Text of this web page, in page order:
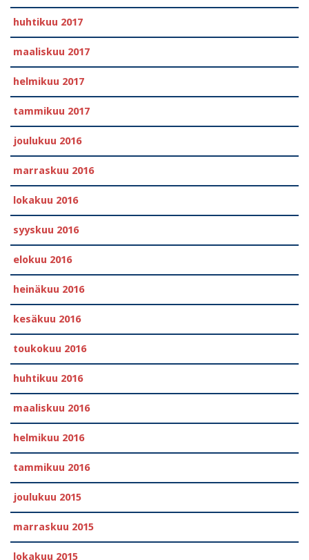
huhtikuu 2017
maaliskuu 2017
helmikuu 2017
tammikuu 2017
joulukuu 2016
marraskuu 2016
lokakuu 2016
syyskuu 2016
elokuu 2016
heinäkuu 2016
kesäkuu 2016
toukokuu 2016
huhtikuu 2016
maaliskuu 2016
helmikuu 2016
tammikuu 2016
joulukuu 2015
marraskuu 2015
lokakuu 2015